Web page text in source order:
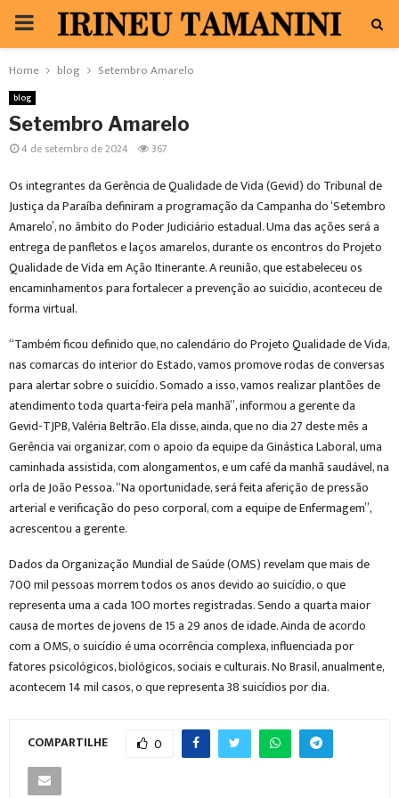
PRIMARY
MENU
Home blog Setembro Amarelo
blog
Setembro Amarelo
4 de setembro de 2024 367
Os integrantes da Gerência de Qualidade de Vida (Gevid) do Tribunal de
Justiça da Paraíba definiram a programação da Campanha do ‘Setembro
Amarelo’, no âmbito do Poder Judiciário estadual. Uma das ações será a
entrega de panfletos e laços amarelos, durante os encontros do Projeto
Qualidade de Vida em Ação Itinerante. A reunião, que estabeleceu os
encaminhamentos para fortalecer a prevenção ao suicídio, aconteceu de
forma virtual.
“Também ficou definido que, no calendário do Projeto Qualidade de Vida,
nas comarcas do interior do Estado, vamos promove rodas de conversas
para alertar sobre o suicídio. Somado a isso, vamos realizar plantões de
atendimento toda quarta-feira pela manhã”, informou a gerente da
Gevid-TJPB, Valéria Beltrão. Ela disse, ainda, que no dia 27 deste mês a
Gerência vai organizar, com o apoio da equipe da Ginástica Laboral, uma
caminhada assistida, com alongamentos, e um café da manhã saudável, na
orla de João Pessoa. “Na oportunidade, será feita aferição de pressão
arterial e verificação do peso corporal, com a equipe de Enfermagem”,
acrescentou a gerente.
Dados da Organização Mundial de Saúde (OMS) revelam que mais de
700 mil pessoas morrem todos os anos devido ao suicídio, o que
representa uma a cada 100 mortes registradas. Sendo a quarta maior
causa de mortes de jovens de 15 a 29 anos de idade. Ainda de acordo
com a OMS, o suicídio é uma ocorrência complexa, influenciada por
fatores psicológicos, biológicos, sociais e culturais. No Brasil, anualmente,
acontecem 14 mil casos, o que representa 38 suicídios por dia.
COMPARTILHE 0